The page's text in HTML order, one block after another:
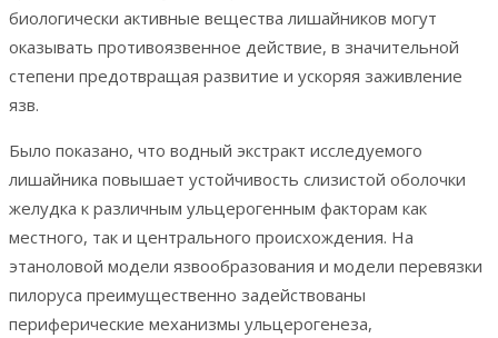
биологически активные вещества лишайников могут
оказывать противоязвенное действие, в значительной
степени предотвращая развитие и ускоряя заживление
язв.
Было показано, что водный экстракт исследуемого
лишайника повышает устойчивость слизистой оболочки
желудка к различным ульцерогенным факторам как
местного, так и центрального происхождения. На
этаноловой модели язвообразования и модели перевязки
пилоруса преимущественно задействованы
периферические механизмы ульцерогенеза,